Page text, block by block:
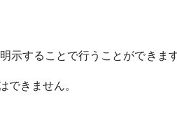
することで行うことができます
きません。